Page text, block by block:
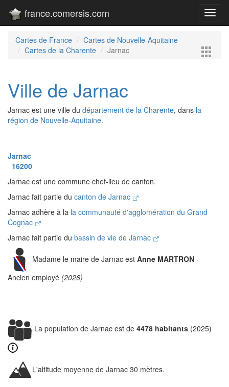
france.comersis.com
Cartes de France
Cartes de Nouvelle-Aquitaine
Cartes de la Charente
Jarnac
Ville de Jarnac
Jarnac est une ville du département de la Charente, dans la
région de Nouvelle-Aquitaine.
Jarnac
16200
Jarnac est une commune chef-lieu de canton.
Jarnac fait partie du canton de Jarnac
Jarnac adhère à la la communauté d'agglomération du Grand
Cognac
Jarnac fait partie du bassin de vie de Jarnac
Madame le maire de Jarnac est Anne MARTRON -
Ancien employé (2026)
La population de Jarnac est de 4478 habitants (2025)
L'altitude moyenne de Jarnac 30 mètres.